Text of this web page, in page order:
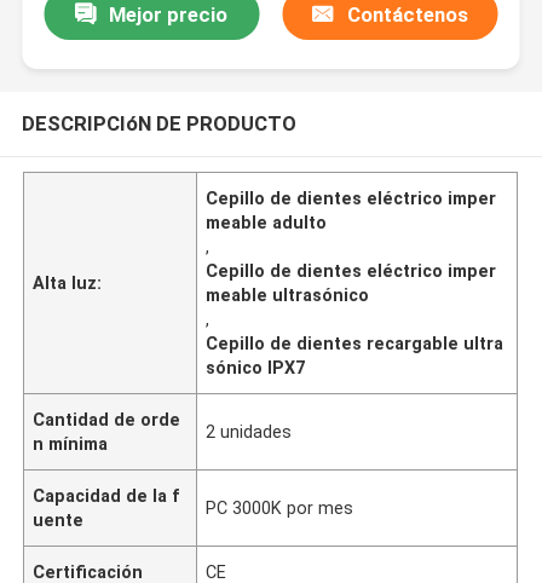
Mejor precio Contáctenos
DESCRIPCIóN DE PRODUCTO
Alta luz:
Cepillo de dientes eléctrico imper
meable adulto
,
Cepillo de dientes eléctrico imper
meable ultrasónico
,
Cepillo de dientes recargable ultra
sónico IPX7
Cantidad de orde
n mínima
2 unidades
Capacidad de la f
uente
PC 3000K por mes
Certificación CE